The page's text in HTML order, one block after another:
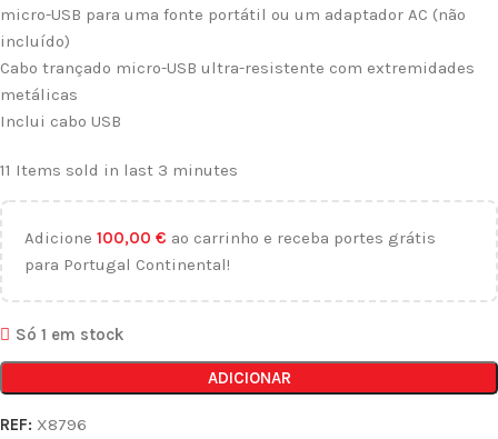
micro-USB para uma fonte portátil ou um adaptador AC (não
incluído)
Cabo trançado micro-USB ultra-resistente com extremidades
metálicas
Inclui cabo USB
11 Items sold in last 3 minutes
Adicione 100,00 € ao carrinho e receba portes grátis
para Portugal Continental!
Só 1 em stock
ADICIONAR
REF: X8796